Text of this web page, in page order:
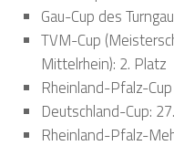
Gau-Cup des
TVM-Cup
Mittelrhein): 2. Platz
Rheinland-Pfalz-
Deutschland-Cup:
Rheinland-Pfalz-